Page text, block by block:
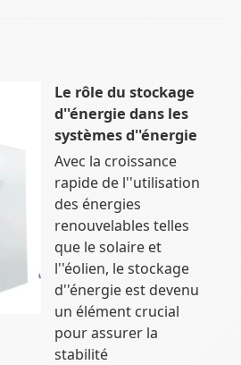
Le rôle du stockage
d''énergie dans les
systèmes d''énergie
Avec la croissance
rapide de l''utilisation
des énergies
renouvelables telles
que le solaire et
l''éolien, le stockage
d''énergie est devenu
un élément crucial
pour assurer la
stabilité